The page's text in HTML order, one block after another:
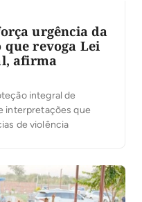
urgência da
revoga Lei
afirma
integral de
interpretações que
de violência